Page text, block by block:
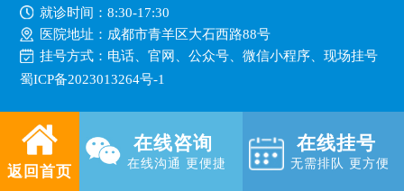
就诊时间：8:30-17:30
医院地址：成都市青羊区大石西路88号
挂号方式： 电话、官网、公众号、微信小程序、现场挂号
蜀ICP备2023013264号-1
返回首页
在线咨询
在线沟通 更便捷
在线挂号
无需排队 更方便